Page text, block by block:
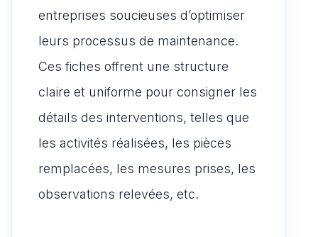
entreprises soucieuses d’optimiser
leurs processus de maintenance.
Ces fiches offrent une structure
claire et uniforme pour consigner les
détails des interventions, telles que
les activités réalisées, les pièces
remplacées, les mesures prises, les
observations relevées, etc.